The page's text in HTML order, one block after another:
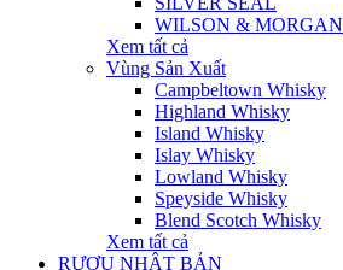
WILSON & MORGAN
Xem tất cả
Vùng Sản Xuất
Campbeltown Whisky
Highland Whisky
Island Whisky
Islay Whisky
Lowland Whisky
Speyside Whisky
Blend Scotch Whisky
Xem tất cả
RƯỢU NHẬT BẢN